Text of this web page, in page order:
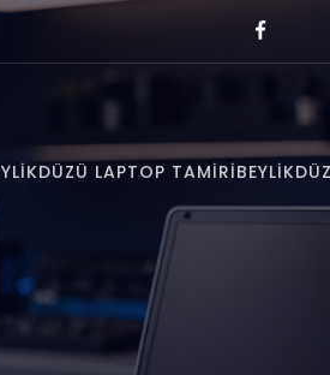
LAPTOP TAMIRI